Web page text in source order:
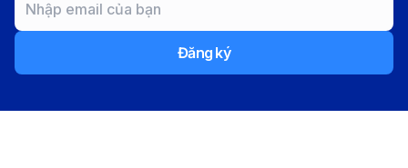
thể bị cấm nhập cảnh để bảo vệ hệ sinh thái địa
thường được phép mang theo nhưng vẫn cần kiểm
Đăng ký